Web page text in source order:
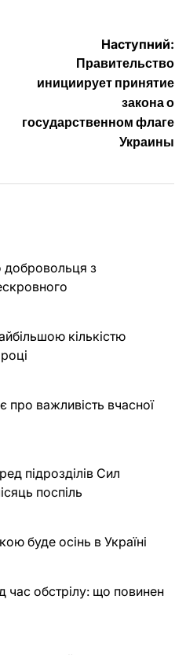
Наступний:
Правительство
инициирует принятие
закона о
государственном флаге
Украины
добровольця з
кількістю
про важливість вчасної
підрозділів Сил
поспіль
буде осінь в Україні
час обстрілу: що повинен